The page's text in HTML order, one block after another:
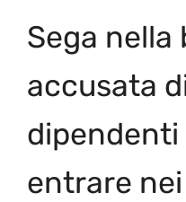
Sega nella
accusata
dipendenti
entrare